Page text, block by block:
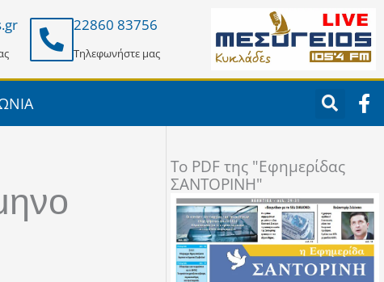
22860 83756
Τηλεφωνήστε μας
F
a
c
o
k
-
f
To PDF της "Εφημερίδας
ΣΑΝΤΟΡΙΝΗ"